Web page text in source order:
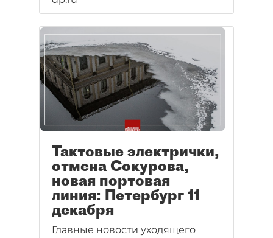
Тактовые электрички,
отмена Сокурова,
новая портовая
линия: Петербург 11
декабря
Главные новости уходящего